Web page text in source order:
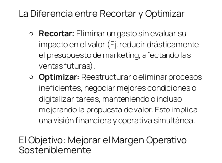
La Diferencia entre Recortar y Optimizar
Recortar: Eliminar un gasto sin evaluar su
impacto en el valor (Ej. reducir drásticamente
el presupuesto de marketing, afectando las
ventas futuras).
Optimizar: Reestructurar o eliminar procesos
ineficientes, negociar mejores condiciones o
digitalizar tareas, manteniendo o incluso
mejorando la propuesta de valor. Esto implica
una visión financiera y operativa simultánea.
El Objetivo: Mejorar el Margen Operativo
Sosteniblemente